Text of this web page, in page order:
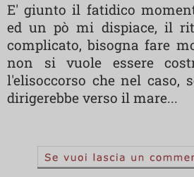
E' giunto il fatidico
ed un pò mi dispiace, il
complicato, bisogna fare
non si vuole essere
l'elisoccorso che nel caso,
dirigerebbe verso il mare...